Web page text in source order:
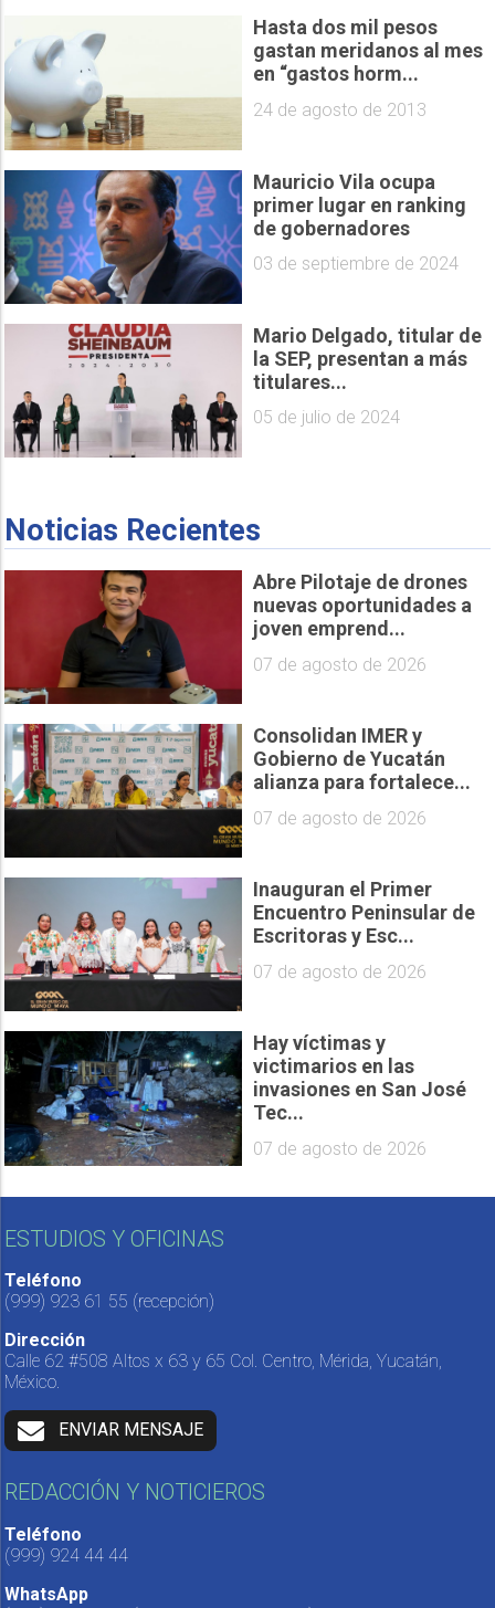
Hasta dos mil pesos
gastan meridanos al mes
en “gastos horm...
24 de agosto de 2013
Mauricio Vila ocupa
primer lugar en ranking
de gobernadores
03 de septiembre de 2024
Mario Delgado, titular de
la SEP, presentan a más
titulares...
05 de julio de 2024
Noticias Recientes
Abre Pilotaje de drones
nuevas oportunidades a
joven emprend...
07 de agosto de 2026
Consolidan IMER y
Gobierno de Yucatán
alianza para fortalece...
07 de agosto de 2026
Inauguran el Primer
Encuentro Peninsular de
Escritoras y Esc...
07 de agosto de 2026
Hay víctimas y
victimarios en las
invasiones en San José
Tec...
07 de agosto de 2026
ESTUDIOS Y OFICINAS
Teléfono
(999) 923 61 55 (recepción)
Dirección
Calle 62 #508 Altos x 63 y 65 Col. Centro, Mérida, Yucatán,
México.
ENVIAR MENSAJE
REDACCIÓN Y NOTICIEROS
Teléfono
(999) 924 44 44
WhatsApp